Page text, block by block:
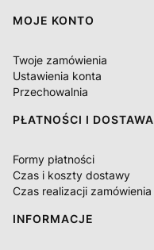
MOJE KONTO
Twoje zamówienia
Ustawienia konta
Przechowalnia
PŁATNOŚCI I DOSTAWA
Formy płatności
Czas i koszty dostawy
Czas realizacji zamówienia
INFORMACJE